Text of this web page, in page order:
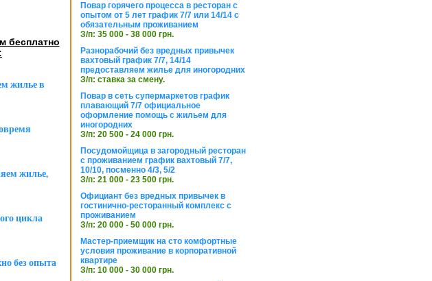
бесплатно
жилье в
жилье,
цикла
без опыта
Повар горячего процесса в ресторан с
опытом от 5 лет график 7/7 или 14/14 с
обязательным проживанием
З/п: 35 000 - 38 000 грн.
Разнорабочий без вредных привычек
вахтовый график 7/7, 14/14
предоставляем жилье для иногородних
З/п: ставка за смену.
Повар в сеть супермаркетов график
плавающий 7/7 официальное
оформление помощь с жильем для
иногородних
З/п: 20 500 - 24 000 грн.
Посудомойщица в загородный ресторан
с проживанием график вахтовый 7/7,
10/10, посменно 4/3, 5/2
З/п: 21 000 - 23 500 грн.
Официант без вредных привычек в
гостинично-ресторанный комплекс с
проживанием
З/п: 20 000 - 50 000 грн.
Мастер-приемщик на сто комфортные
условия проживание в корпоративной
квартире
З/п: 10 000 - 30 000 грн.